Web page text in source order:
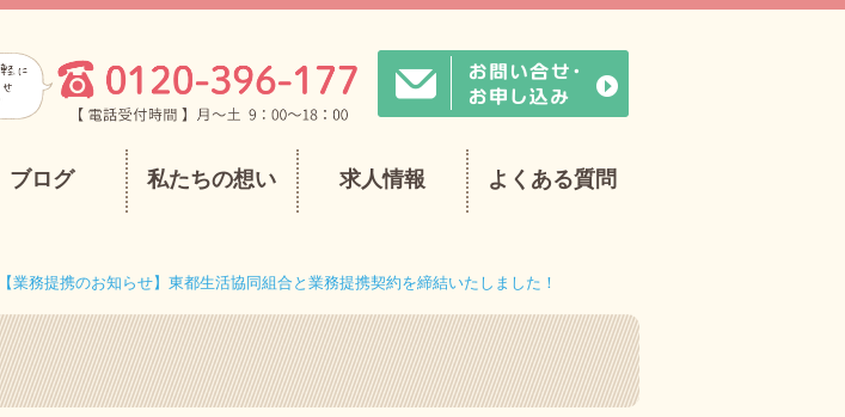
ブログ 私たちの想い 求人情報 よくある質問
【業務提携のお知らせ】東都生活協同組合と業務提携契約を締結いたしました！